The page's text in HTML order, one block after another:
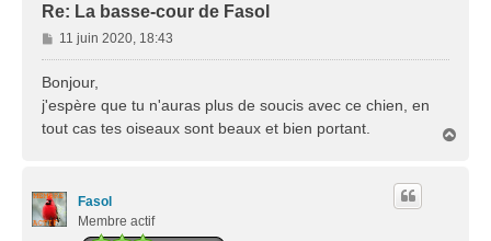
Re: La basse-cour de Fasol
M
e
a
g
11 juin 2020, 18:43
Bonjour,
j'espère que tu n'auras plus de soucis avec ce chien, en
tout cas tes oiseaux sont beaux et bien portant.
Fasol
Membre actif